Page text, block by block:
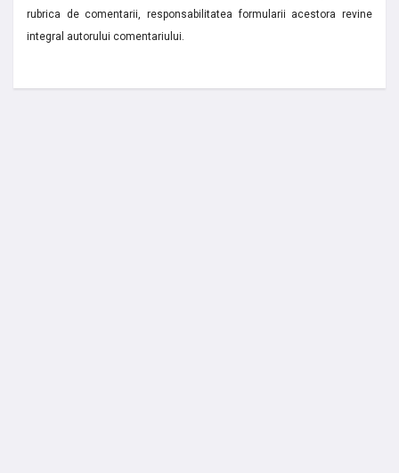
rubrica de comentarii, responsabilitatea formularii acestora revine
integral autorului comentariului.